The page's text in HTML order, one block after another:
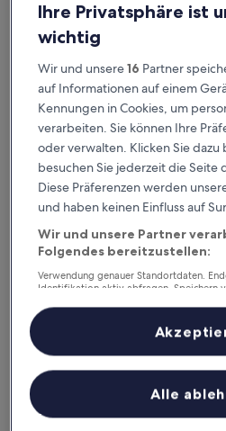
Clare Valley Motel
Clare Valley Motel
3.5-
Sterne-
Unterkunft
Clare
von
10,
Hervorragend,
(838
Bewertungen)
8,8/10 Hervorragend (838
Discovery Parks - Clare
Discovery Parks - Clare
4.0-
Discovery Parks - Clare
Ihre Privatsphäre ist
wichtig
Wir und unsere16 Partner
auf Informationen auf einem
Kennungen in Cookies, um
verarbeiten. Sie können Ihre
oder verwalten. Klicken Sie
besuchen Sie jederzeit die Seite
Diese Präferenzen werden
und haben keinen Einfluss auf
Wir und unsere Partner
Folgendes bereitzustellen:
Verwendung genauer Standortdaten.
Identifikation aktiv abfragen. Speichern
Inhalte, Messung von Werbeleistung
Zielgruppenforschung sowie Entwicklung
Liste der Partner (Lieferanten)
Alle